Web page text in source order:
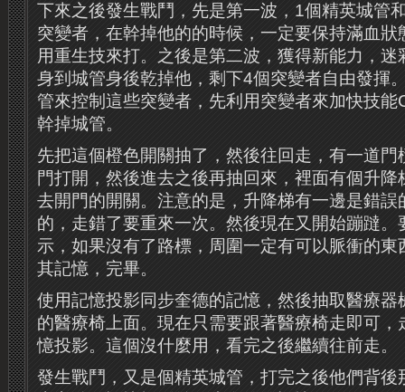
下來之後發生戰鬥，先是第一波，1個精英城管
突變者，在幹掉他的的時候，一定要保持滿血
用重生技來打。之後是第二波，獲得新能力，
身到城管身後乾掉他，剩下4個突變者自由發揮
管來控制這些突變者，先利用突變者來加快技
幹掉城管。
先把這個橙色開關抽了，然後往回走，有一道
門打開，然後進去之後再抽回來，裡面有個升
去開門的開關。注意的是，升降梯有一邊是錯誤
的，走錯了要重來一次。然後現在又開始蹦躂。
示，如果沒有了路標，周圍一定有可以脈衝的
其記憶，完畢。
使用記憶投影同步奎德的記憶，然後抽取醫療器
的醫療椅上面。現在只需要跟著醫療椅走即可
憶投影。這個沒什麼用，看完之後繼續往前走。
發生戰鬥，又是個精英城管，打完之後他們背後